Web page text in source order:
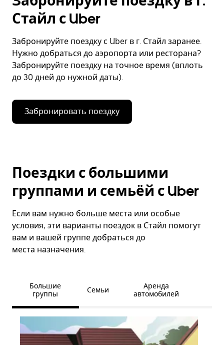
Стайл с Uber
Забронируйте поездку с Uber в г. Стайл заранее.
Нужно добраться до аэропорта или ресторана?
Забронируйте поездку на точное время (вплоть
до 30 дней до нужной даты).
Забронировать поездку
Поездки с большими
группами и семьёй с Uber
Если вам нужно больше места или особые
условия, эти варианты поездок в Стайл помогут
вам и вашей группе добраться до
места назначения.
Большие
группы
Семьи
Аренда
автомобилей